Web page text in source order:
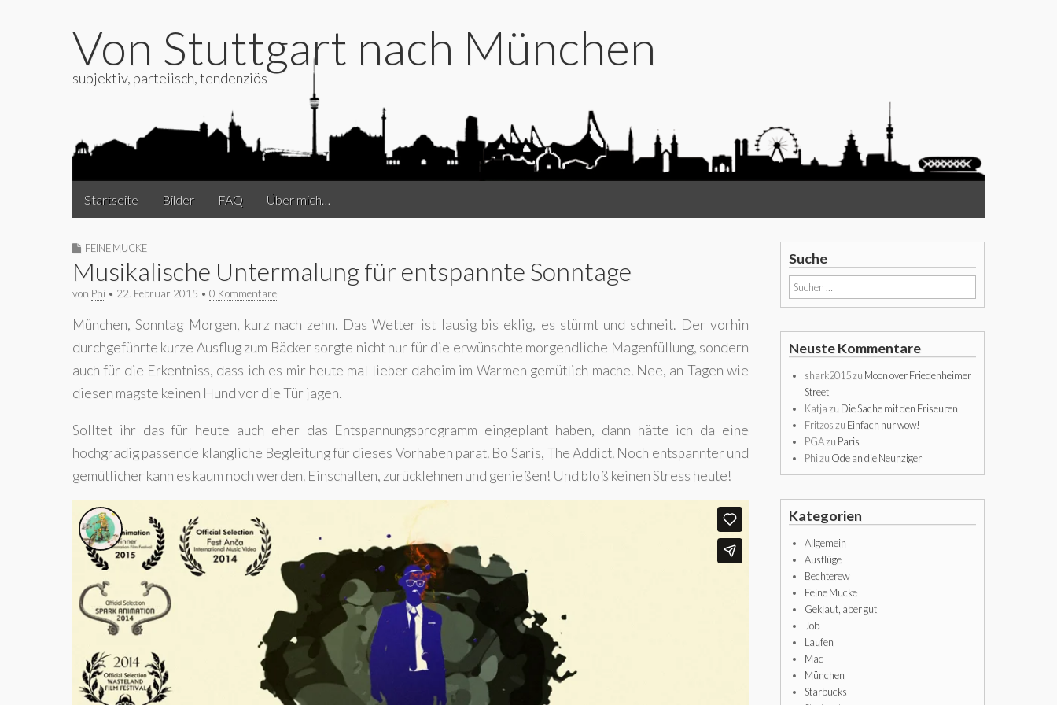
Von Stuttgart nach München
subjektiv, parteiisch, tendenziös
Main
menu
Startseite Bilder FAQ Über mich…
FEINE MUCKE
Musikalische Untermalung für entspannte Sonntage
von Phi • 22. Februar 2015 • 0 Kommentare
München, Sonntag Morgen, kurz nach zehn. Das Wetter ist lausig bis eklig, es stürmt und schneit. Der vorhin
durchgeführte kurze Ausflug zum Bäcker sorgte nicht nur für die erwünschte morgendliche Magenfüllung, sondern
auch für die Erkentniss, dass ich es mir heute mal lieber daheim im Warmen gemütlich mache. Nee, an Tagen wie
diesen magste keinen Hund vor die Tür jagen.
Solltet ihr das für heute auch eher das Entspannungsprogramm eingeplant haben, dann hätte ich da eine
hochgradig passende klangliche Begleitung für dieses Vorhaben parat. Bo Saris, The Addict. Noch entspannter und
gemütlicher kann es kaum noch werden. Einschalten, zurücklehnen und genießen! Und bloß keinen Stress heute!
Suche
Suchen
nach:
Neuste Kommentare
shark2015zu Moon over Friedenheimer
Street
Katjazu Die Sache mit den Friseuren
Fritzoszu Einfach nur wow!
PGAzu Paris
Phizu Ode an die Neunziger
Kategorien
Allgemein
Ausflüge
Bechterew
Feine Mucke
Geklaut, aber gut
Job
Laufen
Mac
München
Starbucks